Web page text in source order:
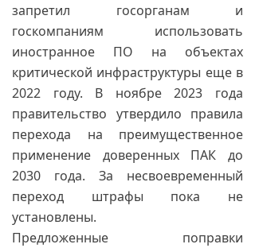
запретил госорганам и
госкомпаниям использовать
иностранное ПО на объектах
критической инфраструктуры еще в
2022 году. В ноябре 2023 года
правительство утвердило правила
перехода на преимущественное
применение доверенных ПАК до
2030 года. За несвоевременный
переход штрафы пока не
установлены.
Предложенные поправки